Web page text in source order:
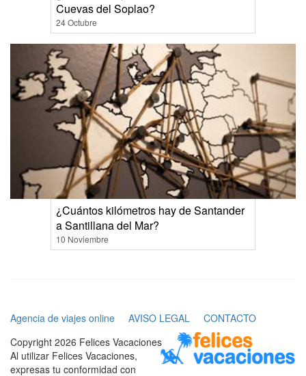
Cuevas del Soplao?
24 Octubre
¿Cuántos kilómetros hay de Santander
a Santillana del Mar?
10 Noviembre
Agencia de viajes online AVISO LEGAL
CONTACTO
Copyright 2026 Felices Vacaciones
Al utilizar Felices Vacaciones,
expresas tu conformidad con